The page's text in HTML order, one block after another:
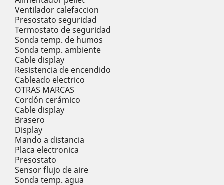
Ventilador calefaccion
Presostato seguridad
Termostato de seguridad
Sonda temp. de humos
Sonda temp. ambiente
Cable display
Resistencia de encendido
Cableado electrico
OTRAS MARCAS
Cordón cerámico
Cable display
Brasero
Display
Mando a distancia
Placa electronica
Presostato
Sensor flujo de aire
Sonda temp. agua